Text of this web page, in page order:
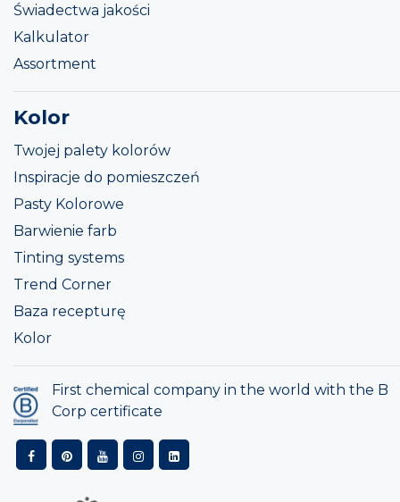
Świadectwa jakości
Kalkulator
Assortment
Kolor
Twojej palety kolorów
Inspiracje do pomieszczeń
Pasty Kolorowe
Barwienie farb
Tinting systems
Trend Corner
Baza recepturę
Kolor
First chemical company in the world with the B
Corp certificate